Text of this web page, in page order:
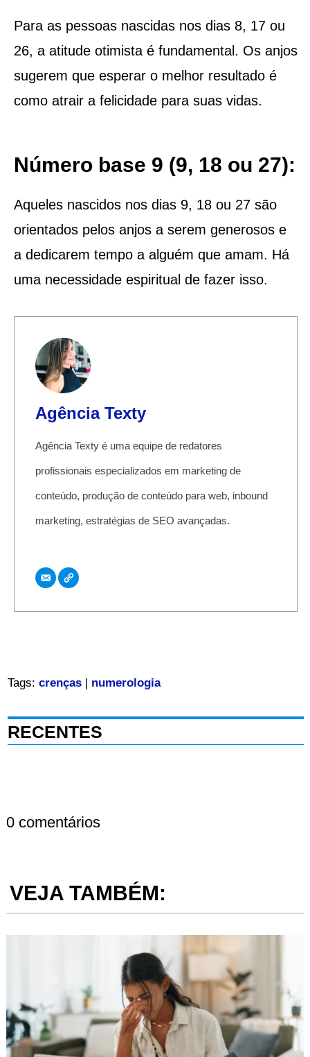
Para as pessoas nascidas nos dias 8, 17 ou
26, a atitude otimista é fundamental. Os anjos
sugerem que esperar o melhor resultado é
como atrair a felicidade para suas vidas.
Número base 9 (9, 18 ou 27):
Aqueles nascidos nos dias 9, 18 ou 27 são
orientados pelos anjos a serem generosos e
a dedicarem tempo a alguém que amam. Há
uma necessidade espiritual de fazer isso.
Agência Texty
Agência Texty é uma equipe de redatores
profissionais especializados em marketing de
conteúdo, produção de conteúdo para web, inbound
marketing, estratégias de SEO avançadas.
Tags: crenças| numerologia
RECENTES
0 comentários
VEJA TAMBÉM: